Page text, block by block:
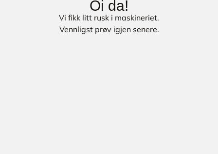
Oi da!
Vi fikk litt rusk i maskineriet.
Vennligst prøv igjen senere.